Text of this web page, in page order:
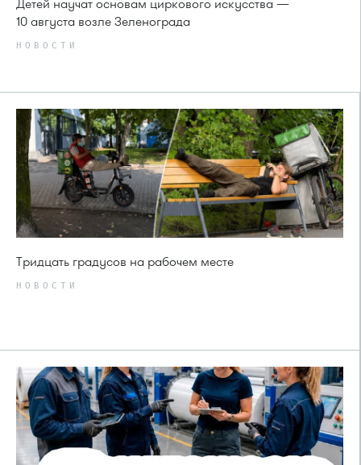
Детей научат основам циркового искусства —
10 августа возле Зеленограда
НОВОСТИ
Тридцать градусов на рабочем месте
НОВОСТИ